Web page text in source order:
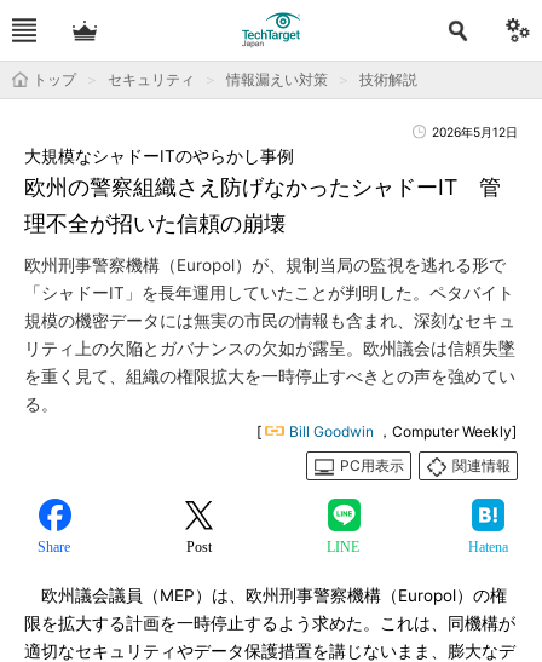
トップ セキュリティ 情報漏えい対策 技術解説
2026年5月12日
欧州の警察組織さえ防げなかったシャドーIT 管
理不全が招いた信頼の崩壊
大規模なシャドーITのやらかし事例
欧州刑事警察機構（Europol）が、規制当局の監視を逃れる形で
「シャドーIT」を長年運用していたことが判明した。ペタバイト
規模の機密データには無実の市民の情報も含まれ、深刻なセキュ
リティ上の欠陥とガバナンスの欠如が露呈。欧州議会は信頼失墜
を重く見て、組織の権限拡大を一時停止すべきとの声を強めてい
る。
[ Bill Goodwin ，Computer Weekly]
PC用表示
関連情報
Share Post LINE Hatena
欧州議会議員（MEP）は、欧州刑事警察機構（Europol）の権
限を拡大する計画を一時停止するよう求めた。これは、同機構が
適切なセキュリティやデータ保護措置を講じないまま、膨大なデ